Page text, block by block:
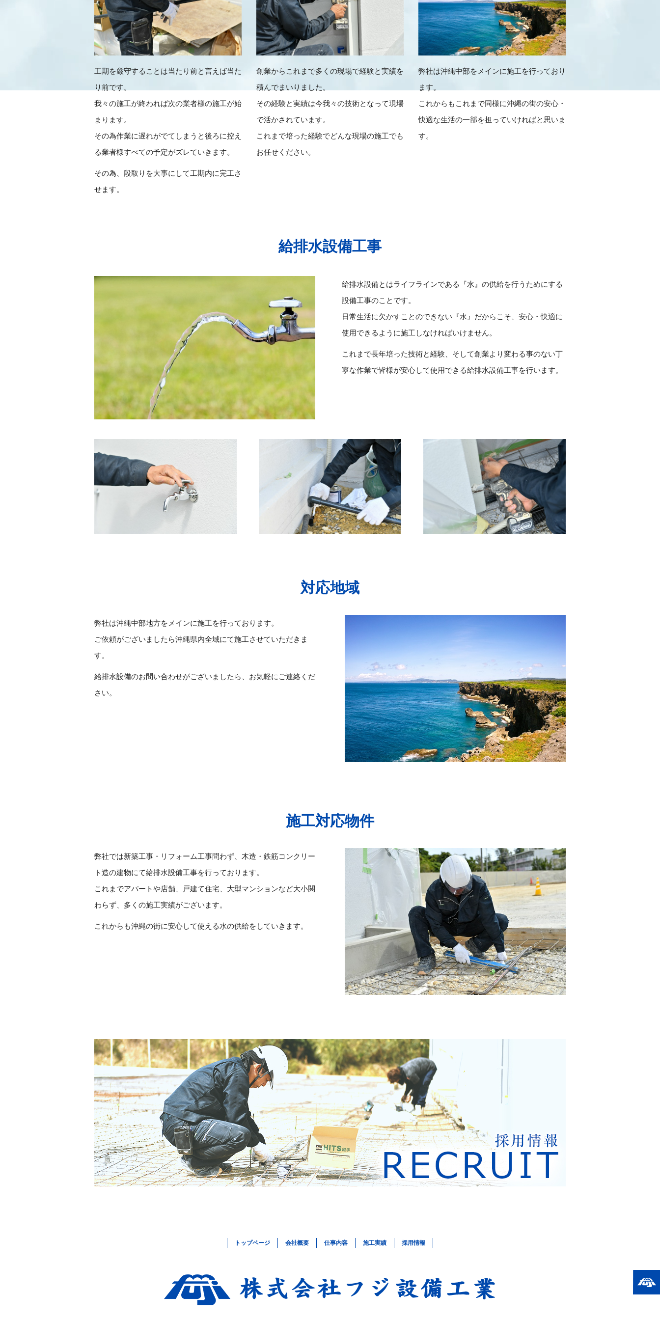
工期を厳守することは当たり前と言えば当た
り前です。
我々の施工が終われば次の業者様の施工が始
まります。
その為作業に遅れがでてしまうと後ろに控え
る業者様すべての予定がズレていきます。
その為、段取りを大事にして工期内に完工さ
せます。
創業からこれまで多くの現場で経験と実績を
積んでまいりました。
その経験と実績は今我々の技術となって現場
で活かされています。
これまで培った経験でどんな現場の施工でも
お任せください。
弊社は沖縄中部をメインに施工を行っており
ます。
これからもこれまで同様に沖縄の街の安心・
快適な生活の一部を担っていければと思いま
す。
給排水設備工事
給排水設備とはライフラインである『水』の供給を行うためにする
設備工事のことです。
日常生活に欠かすことのできない『水』だからこそ、安心・快適に
使用できるように施工しなければいけません。
これまで長年培った技術と経験、そして創業より変わる事のない丁
寧な作業で皆様が安心して使用できる給排水設備工事を行います。
対応地域
弊社は沖縄中部地方をメインに施工を行っております。
ご依頼がございましたら沖縄県内全域にて施工させていただきま
す。
給排水設備のお問い合わせがございましたら、お気軽にご連絡くだ
さい。
施工対応物件
弊社では新築工事・リフォーム工事問わず、木造・鉄筋コンクリー
ト造の建物にて給排水設備工事を行っております。
これまでアパートや店舗、戸建て住宅、大型マンションなど大小関
わらず、多くの施工実績がございます。
これからも沖縄の街に安心して使える水の供給をしていきます。
トップページ 会社概要 仕事内容 施工実績 採用情報